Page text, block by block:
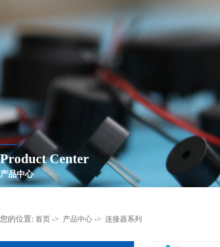
Product Center
产品中心
您的位置: 首页 -> 产品中心 -> 连接器系列